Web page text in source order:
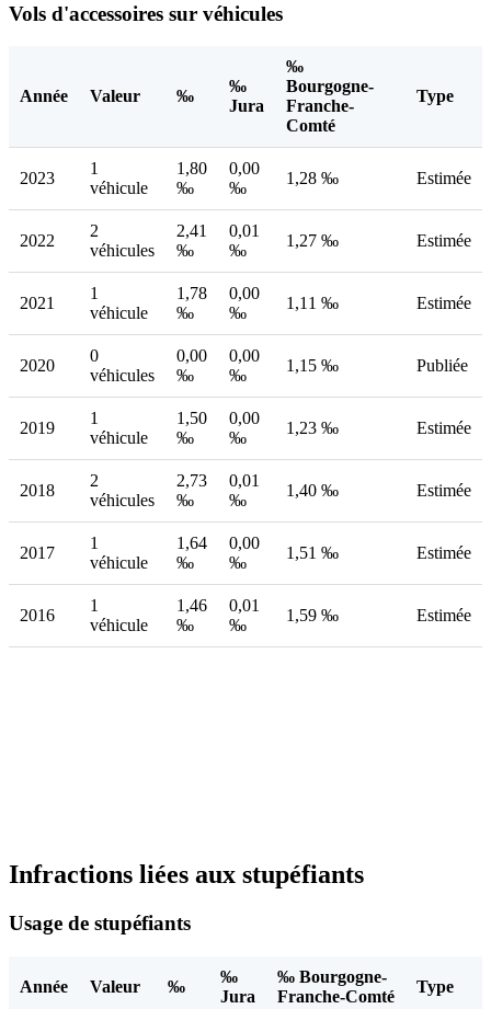
Vols d'accessoires sur véhicules
Année Valeur ‰
‰
Jura
‰
Bourgogne-
Franche-
Comté
Type
2023
1
véhicule
1,80
‰
0,00
‰
1,28 ‰ Estimée
2022
2
véhicules
2,41
‰
0,01
‰
1,27 ‰ Estimée
2021
1
véhicule
1,78
‰
0,00
‰
1,11 ‰ Estimée
2020
0
véhicules
0,00
‰
0,00
‰
1,15 ‰ Publiée
2019
1
véhicule
1,50
‰
0,00
‰
1,23 ‰ Estimée
2018
2
véhicules
2,73
‰
0,01
‰
1,40 ‰ Estimée
2017
1
véhicule
1,64
‰
0,00
‰
1,51 ‰ Estimée
2016
1
véhicule
1,46
‰
0,01
‰
1,59 ‰ Estimée
Infractions liées aux stupéfiants
Usage de stupéfiants
Année Valeur ‰
‰
Jura
‰ Bourgogne-
Franche-Comté
Type